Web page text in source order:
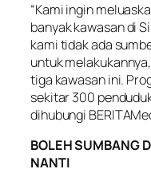
“Kami ingin
banyak kawasan di
kami tidak ada
untuk
tiga kawasan ini.
sekitar 300
dihubungi
BOLEH SUMBANG
NANTI